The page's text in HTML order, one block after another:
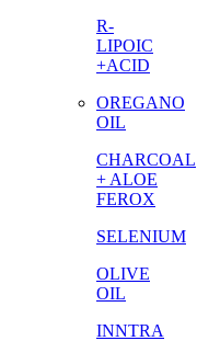
R-
LIPOIC
+ACID
OREGANO
OIL
CHARCOAL
+ ALOE
FEROX
SELENIUM
OLIVE
OIL
INNTRA